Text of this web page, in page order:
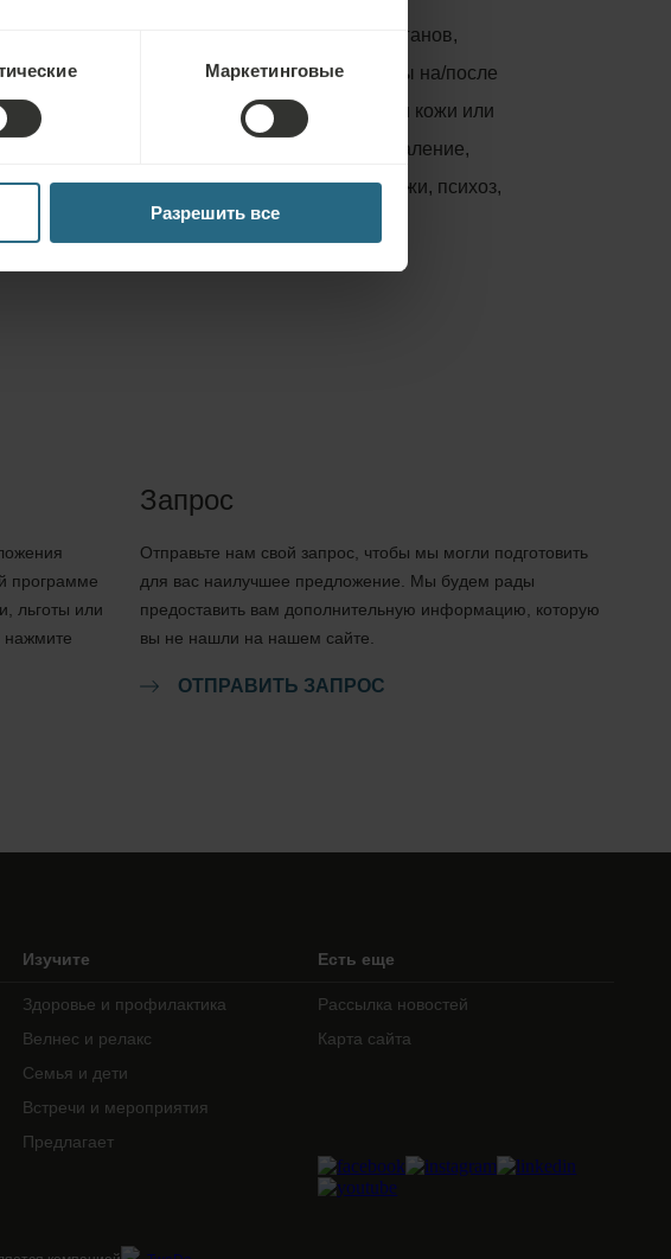
Маркетинговые
Разрешить все
перелом ноги, любая трансплантация органов,
сердца, аневризма в любом месте, пациенты на/после
терапии или иммунотерапии, инфекции кожи или
температура, любое острое воспаление,
тромбоз, ножные язвы и другие дефекты кожи, психоз,
или наркотиков
программе
льготы или
нажмите
Запрос
Отправьте нам свой запрос, чтобы мы могли подготовить
для вас наилучшее предложение. Мы будем рады
предоставить вам дополнительную информацию, которую
вы не нашли на нашем сайте.
ОТПРАВИТЬ ЗАПРОС
Изучите
Здоровье и профилактика
Велнес и релакс
Семья и дети
Встречи и мероприятия
Предлагает
Есть еще
Рассылка новостей
Карта сайта